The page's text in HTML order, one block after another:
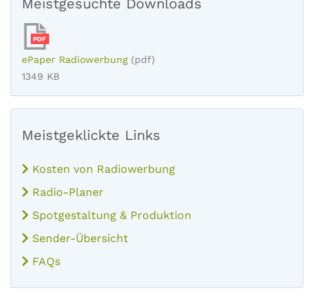
PDF
ePaper Radiowerbung (pdf)
1349 KB
Meistgeklickte Links
Kosten von Radiowerbung
Radio-Planer
Spotgestaltung & Produktion
Sender-Übersicht
FAQs